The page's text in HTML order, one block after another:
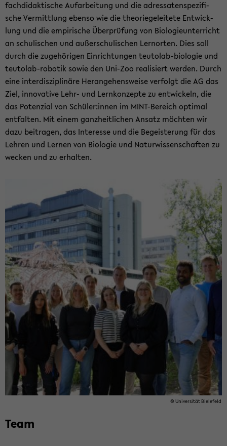
fach­di­dak­ti­sche Auf­ar­bei­tung und die adres­sa­ten­spe­zi­fi­
sche Ver­mitt­lung eben­so wie die theo­rie­ge­lei­te­te Ent­wick­
lung und die em­pi­ri­sche Über­prü­fung von Bio­lo­gie­un­ter­richt
an schu­li­schen und au­ßer­schu­li­schen Lern­or­ten. Dies soll
durch die zu­ge­hö­ri­gen Ein­rich­tun­gen teutolab-​biologie und
teutolab-​robotik sowie den Uni-​Zoo rea­li­siert wer­den. Durch
eine in­ter­dis­zi­pli­nä­re Her­an­ge­hens­wei­se ver­folgt die AG das
Ziel, in­no­va­ti­ve Lehr- und Lern­kon­zep­te zu ent­wi­ckeln, die
das Po­ten­zi­al von Schü­ler:innen im MINT-​Bereich op­ti­mal
ent­fal­ten. Mit einem ganz­heit­li­chen An­satz möch­ten wir
dazu bei­tra­gen, das In­ter­es­se und die Be­geis­te­rung für das
Leh­ren und Ler­nen von Bio­lo­gie und Na­tur­wis­sen­schaf­ten zu
we­cken und zu er­hal­ten.
© Uni­ver­si­tät Bie­le­feld
Team